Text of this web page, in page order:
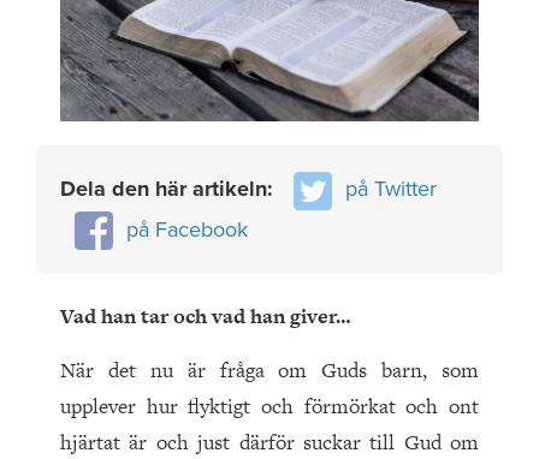
Dela den här artikeln:
på Twitter
på Facebook
Vad han tar och vad han giver…
När det nu är fråga om Guds barn, som
upplever hur flyktigt och förmörkat och ont
hjärtat är och just därför suckar till Gud om